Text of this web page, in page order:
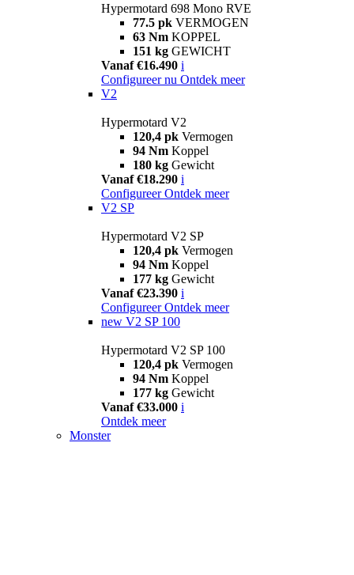
Hypermotard 698 Mono RVE
77.5 pk VERMOGEN
63 Nm KOPPEL
151 kg GEWICHT
Vanaf €16.490 i
Configureer nu Ontdek meer
V2
Hypermotard V2
120,4 pk Vermogen
94 Nm Koppel
180 kg Gewicht
Vanaf €18.290 i
Configureer Ontdek meer
V2 SP
Hypermotard V2 SP
120,4 pk Vermogen
94 Nm Koppel
177 kg Gewicht
Vanaf €23.390 i
Configureer Ontdek meer
new V2 SP 100
Hypermotard V2 SP 100
120,4 pk Vermogen
94 Nm Koppel
177 kg Gewicht
Vanaf €33.000 i
Ontdek meer
Monster